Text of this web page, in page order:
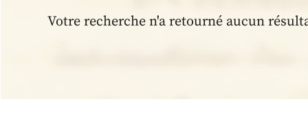
Votre recherche n'a retourné aucun